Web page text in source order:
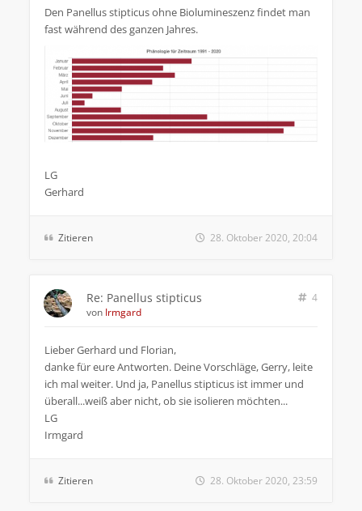
Den Panellus stipticus ohne Biolumineszenz findet man
fast während des ganzen Jahres.
LG
Gerhard
Zitieren 28. Oktober 2020, 20:04
Re: Panellus stipticus
4
von Irmgard
Lieber Gerhard und Florian,
danke für eure Antworten. Deine Vorschläge, Gerry, leite
ich mal weiter. Und ja, Panellus stipticus ist immer und
überall...weiß aber nicht, ob sie isolieren möchten...
LG
Irmgard
Zitieren 28. Oktober 2020, 23:59